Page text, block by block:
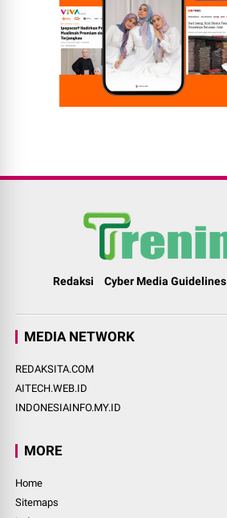
Redaksi Cyber Media Guidelines
MEDIA NETWORK
REDAKSITA.COM
AITECH.WEB.ID
INDONESIAINFO.MY.ID
MORE
Home
Sitemaps